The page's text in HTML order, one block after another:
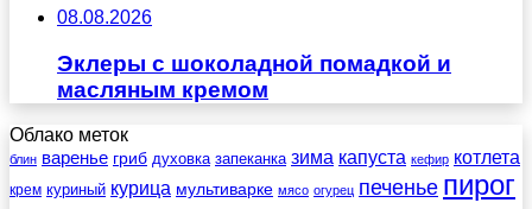
08.08.2026
Эклеры с шоколадной помадкой и
масляным кремом
Облако меток
блин варенье гриб духовка запеканка зима капуста кефир котлета
крем куриный курица мультиварке мясо огурец печенье пирог